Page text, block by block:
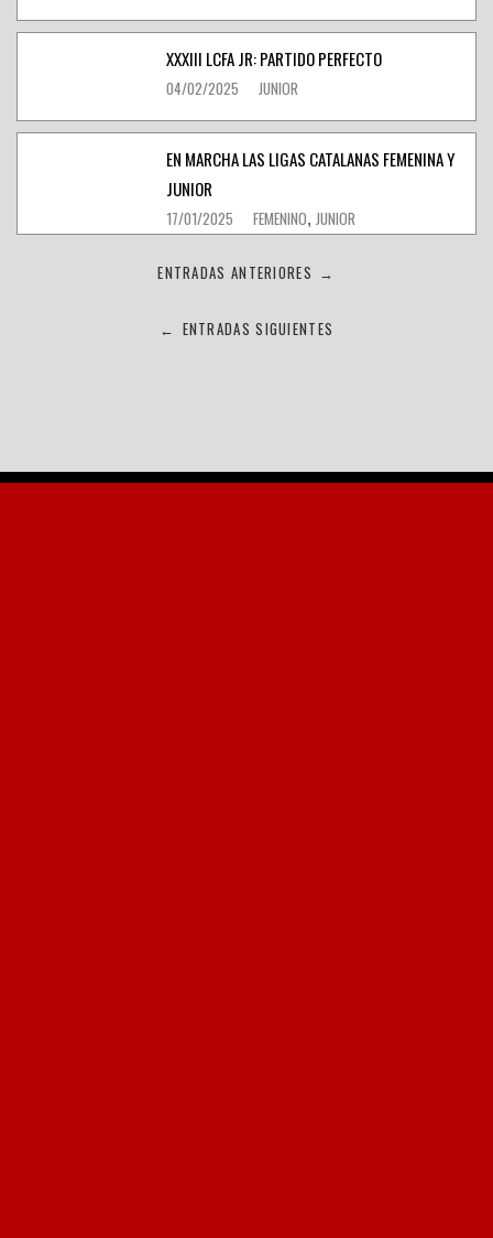
XXXIII LCFA JR: PARTIDO PERFECTO
04/02/2025 JUNIOR
EN MARCHA LAS LIGAS CATALANAS FEMENINA Y
JUNIOR
17/01/2025 FEMENINO, JUNIOR
ENTRADAS ANTERIORES →
← ENTRADAS SIGUIENTES